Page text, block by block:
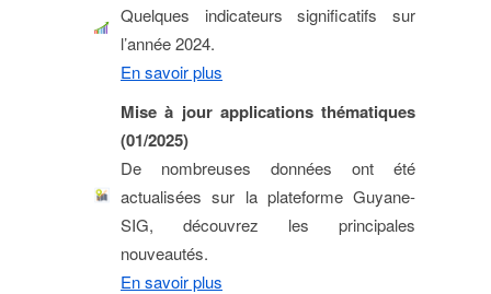
Quelques indicateurs significatifs sur
l’année 2024.
En savoir plus
Mise à jour applications thématiques
(01/2025)
De nombreuses données ont été
actualisées sur la plateforme Guyane-
SIG, découvrez les principales
nouveautés.
En savoir plus